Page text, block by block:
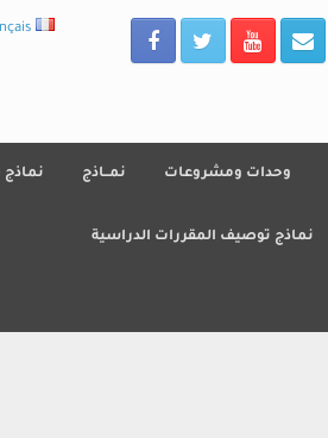
وحدات ومشروعات نمــاذج نماذج
نماذج توصيف المقررات الدراسية